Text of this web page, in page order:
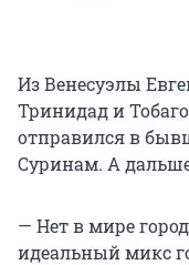
Из Венесуэлы
Тринидад и
отправился в
Суринам. А
— Нет в мире
идеальный микс